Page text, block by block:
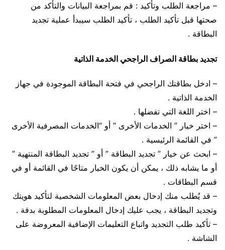
– مراجعة الطلب وتأكيد : قم بمراجعة البيانات والتأكد من
صحتها قبل تأكيد الطلب ، تأكيد الطلب سيبدأ عملية تجديد
البطاقة .
تجديد بطاقة الصراف الراجحي الخدمة الذاتية
– ادخل بطاقتك الراجحي في فتحة البطاقة الموجودة في جهاز
الخدمة الذاتية .
– اختر اللغة التي تفضلها .
– اختر خيار ” الخدمات الأخرى ” أو “الخدمات المصرفية الأخرى
” في القائمة الرئيسية .
– ابحث عن خيار ” تجديد البطاقة ” أو ” تجديد البطاقة المنتهية ”
أو ما يشابه ذلك ، يمكن أن يكون الخيار متاحًا في القائمة أو في
قسم البطاقات .
– قد يُطلب منك إدخال بعض المعلومات الشخصية لتأكيد هويتك
وتجديد البطاقة ، يجب عليك إدخال المعلومات المطلوبة بدقة .
– تأكيد طلب التجديد واتباع التعليمات الإضافية المعروضة على
الشاشة .